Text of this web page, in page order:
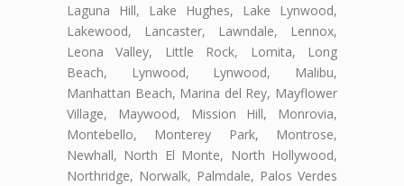
Laguna Hill, Lake Hughes, Lake Lynwood,
Lakewood, Lancaster, Lawndale, Lennox,
Leona Valley, Little Rock, Lomita, Long
Beach, Lynwood, Lynwood, Malibu,
Manhattan Beach, Marina del Rey, Mayflower
Village, Maywood, Mission Hill, Monrovia,
Montebello, Monterey Park, Montrose,
Newhall, North El Monte, North Hollywood,
Northridge, Norwalk, Palmdale, Palos Verdes